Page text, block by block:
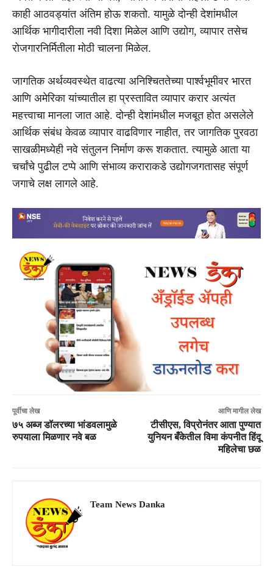
काही आठवड्यांत अंतिम होऊ शकतो. यामुळे दोन्ही देशांमधील
आर्थिक भागीदारीला नवी दिशा मिळेल आणि उद्योग, व्यापार तसेच
रोजगारनिर्मितीला मोठी चालना मिळेल.
जागतिक अर्थव्यवस्थेत वाढत्या अनिश्चिततेच्या पार्श्वभूमीवर भारत
आणि अमेरिका यांच्यातील हा प्रस्तावित व्यापार करार अत्यंत
महत्त्वाचा मानला जात आहे. दोन्ही देशांमधील मजबूत होत असलेले
आर्थिक संबंध केवळ व्यापार वाढविणार नाहीत, तर जागतिक पुरवठा
साखळीमध्येही नवे संतुलन निर्माण करू शकतात. त्यामुळे आता या
चर्चांचे पुढील टप्पे आणि संभाव्य कराराकडे उद्योगजगतासह संपूर्ण
जगाचे लक्ष लागले आहे.
पूर्वीचा लेख
७५ अब्ज डॉलरच्या भांडवलामुळे
रुपयाला मिळणार नवे बळ
आणि मागील लेख
टीसीएस, विप्रोनंतर आता पुण्यात
युनियन बँकेतील विमा कंपनीत हिंदू
महिलेचा छळ
Team News Danka